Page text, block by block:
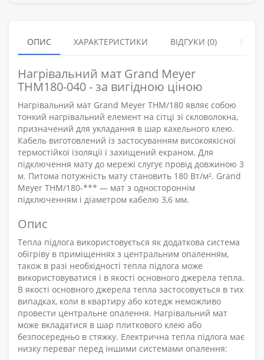
ОПИС ХАРАКТЕРИСТИКИ ВІДГУКИ (0)
Нагрівальний мат Grand Meyer
THM180-040 - за вигідною ціною
Нагрівальний мат Grand Meyer THM/180 являє собою
тонкий нагрівальний елемент на сітці зі скловолокна,
призначений для укладання в шар кахельного клею.
Кабель виготовлений із застосуванням високоякісної
термостійкої ізоляції і захищений екраном. Для
підключення мату до мережі слугує провід довжиною 3
м. Питома потужність мату становить 180 Вт/м². Grand
Meyer THM/180-*** — мат з одностороннім
підключенням і діаметром кабелю 3,6 мм.
Опис
Тепла підлога використовується як додаткова система
обігріву в приміщеннях з центральним опаленням,
також в разі необхідності тепла підлога може
використовуватися і в якості основного джерела тепла.
В якості основного джерела тепла застосовується в тих
випадках, коли в квартиру або котедж неможливо
провести центральне опалення. Нагрівальний мат
може вкладатися в шар плиткового клею або
безпосередньо в стяжку. Електрична тепла підлога має
низку переваг перед іншими системами опалення: